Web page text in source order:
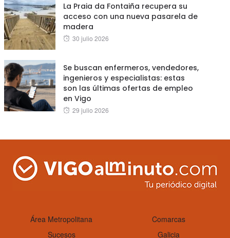
La Praia da Fontaiña recupera su
acceso con una nueva pasarela de
madera
Posted
30 julio 2026
Se buscan enfermeros, vendedores,
ingenieros y especialistas: estas
son las últimas ofertas de empleo
en Vigo
Posted
29 julio 2026
Área Metropolitana
Comarcas
Sucesos
Galicia